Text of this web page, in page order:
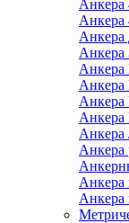
Анкера
Анкера
Анкера
Анкера
Анкера
Анкера
Анкера
Анкера
Анкера
Анкера